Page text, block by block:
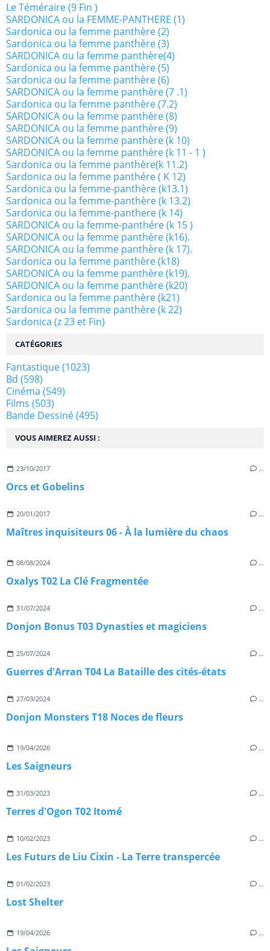
VOUS AIMEREZ AUSSI :
23/10/2017 …
Orcs et Gobelins
20/01/2017 …
Maîtres inquisiteurs 06 - À la lumière du chaos
08/08/2024 …
Oxalys T02 La Clé Fragmentée
31/07/2024 …
Donjon Bonus T03 Dynasties et magiciens
25/07/2024 …
Guerres d'Arran T04 La Bataille des cités-états
27/03/2024 …
Donjon Monsters T18 Noces de fleurs
19/04/2026 …
Les Saigneurs
31/03/2023 …
Terres d'Ogon T02 Itomé
10/02/2023 …
Les Futurs de Liu Cixin - La Terre transpercée
01/02/2023 …
Lost Shelter
19/04/2026 …
Le Téméraire (9 Fin )
SARDONICA ou la FEMME-PANTHERE (1)
Sardonica ou la femme panthère (2)
Sardonica ou la femme panthère (3)
SARDONICA ou la femme panthère(4)
Sardonica ou la femme panthère (5)
Sardonica ou la femme panthère (6)
SARDONICA ou la femme panthère (7 .1)
Sardonica ou la femme panthère (7.2)
SARDONICA ou la femme panthère (8)
SARDONICA ou la femme panthère (9)
SARDONICA ou la femme panthère (k 10)
SARDONICA ou la femme panthère (k 11 - 1 )
Sardonica ou la femme panthère(k 11.2)
Sardonica ou la femme panthére ( K 12)
Sardonica ou la femme-panthère (k13.1)
Sardonica ou la femme-panthère (k 13.2)
Sardonica ou la femme-panthere (k 14)
SARDONICA ou la femme-panthére (k 15 )
SARDONICA ou la femme panthère (k16).
SARDONICA ou la femme panthère (k 17).
Sardonica ou la femme panthère (k18)
SARDONICA ou la femme panthère (k19).
SARDONICA ou la femme panthère (k20)
Sardonica ou la femme panthère (k21)
Sardonica ou la femme panthère (k 22)
Sardonica (z 23 et Fin)
CATÉGORIES
Fantastique(1023)
Bd (598)
Cinéma (549)
Films (503)
Bande Dessiné(495)